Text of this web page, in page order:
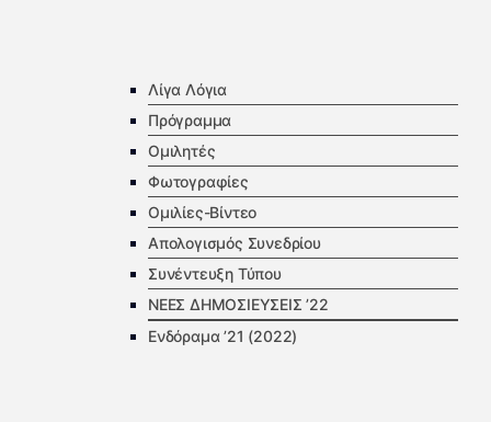
Λίγα Λόγια
Πρόγραμμα
Ομιλητές
Φωτογραφίες
Ομιλίες-Βίντεο
Απολογισμός Συνεδρίου
Συνέντευξη Τύπου
ΝΕΕΣ ΔΗΜΟΣΙΕΥΣΕΙΣ ’22
Ενδόραμα ’21 (2022)